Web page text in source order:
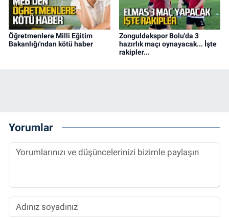
Öğretmenlere Milli Eğitim
Bakanlığı'ndan kötü haber
Zonguldakspor Bolu'da 3
hazırlık maçı oynayacak... İşte
rakipler...
Yorumlar